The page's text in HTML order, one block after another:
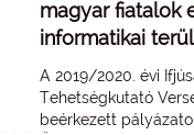
magyar fiatalok
informatikai
A 2019/2020. évi
Tehetségkutató
beérkezett